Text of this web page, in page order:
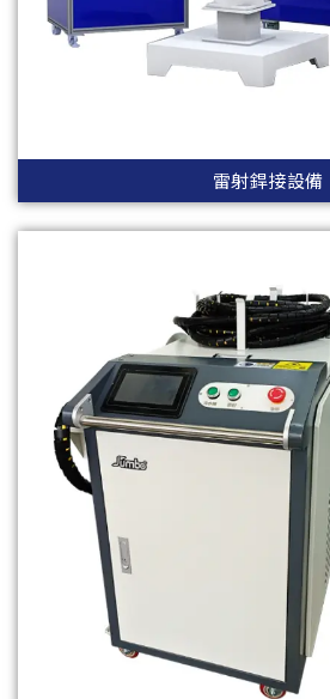
雷射銲接設備